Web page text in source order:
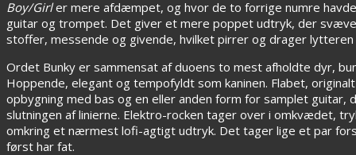
Boy/Girler mere afdæmpet, og hvor de to forrige numre
guitar og trompet. Det giver et mere poppet udtryk, der
stoffer, messende og givende, hvilket pirrer og drager
Ordet Bunky er sammensat af duoens to mest afholdte dyr,
Hoppende, elegant og tempofyldt som kaninen. Flabet,
opbygning med bas og en eller anden form for samplet
slutningen af linierne. Elektro-rocken tager over i omkvædet,
omkring et nærmest lofi-agtigt udtryk. Det tager lige et par
først har fat.